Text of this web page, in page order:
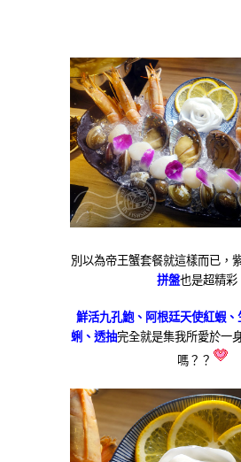
別以為帝王蟹套餐就這樣而已，
拼盤也是超精彩
鮮活九孔鮑、阿根廷天使紅蝦
蜊、透抽完全就是集我所愛於一
嗎？？